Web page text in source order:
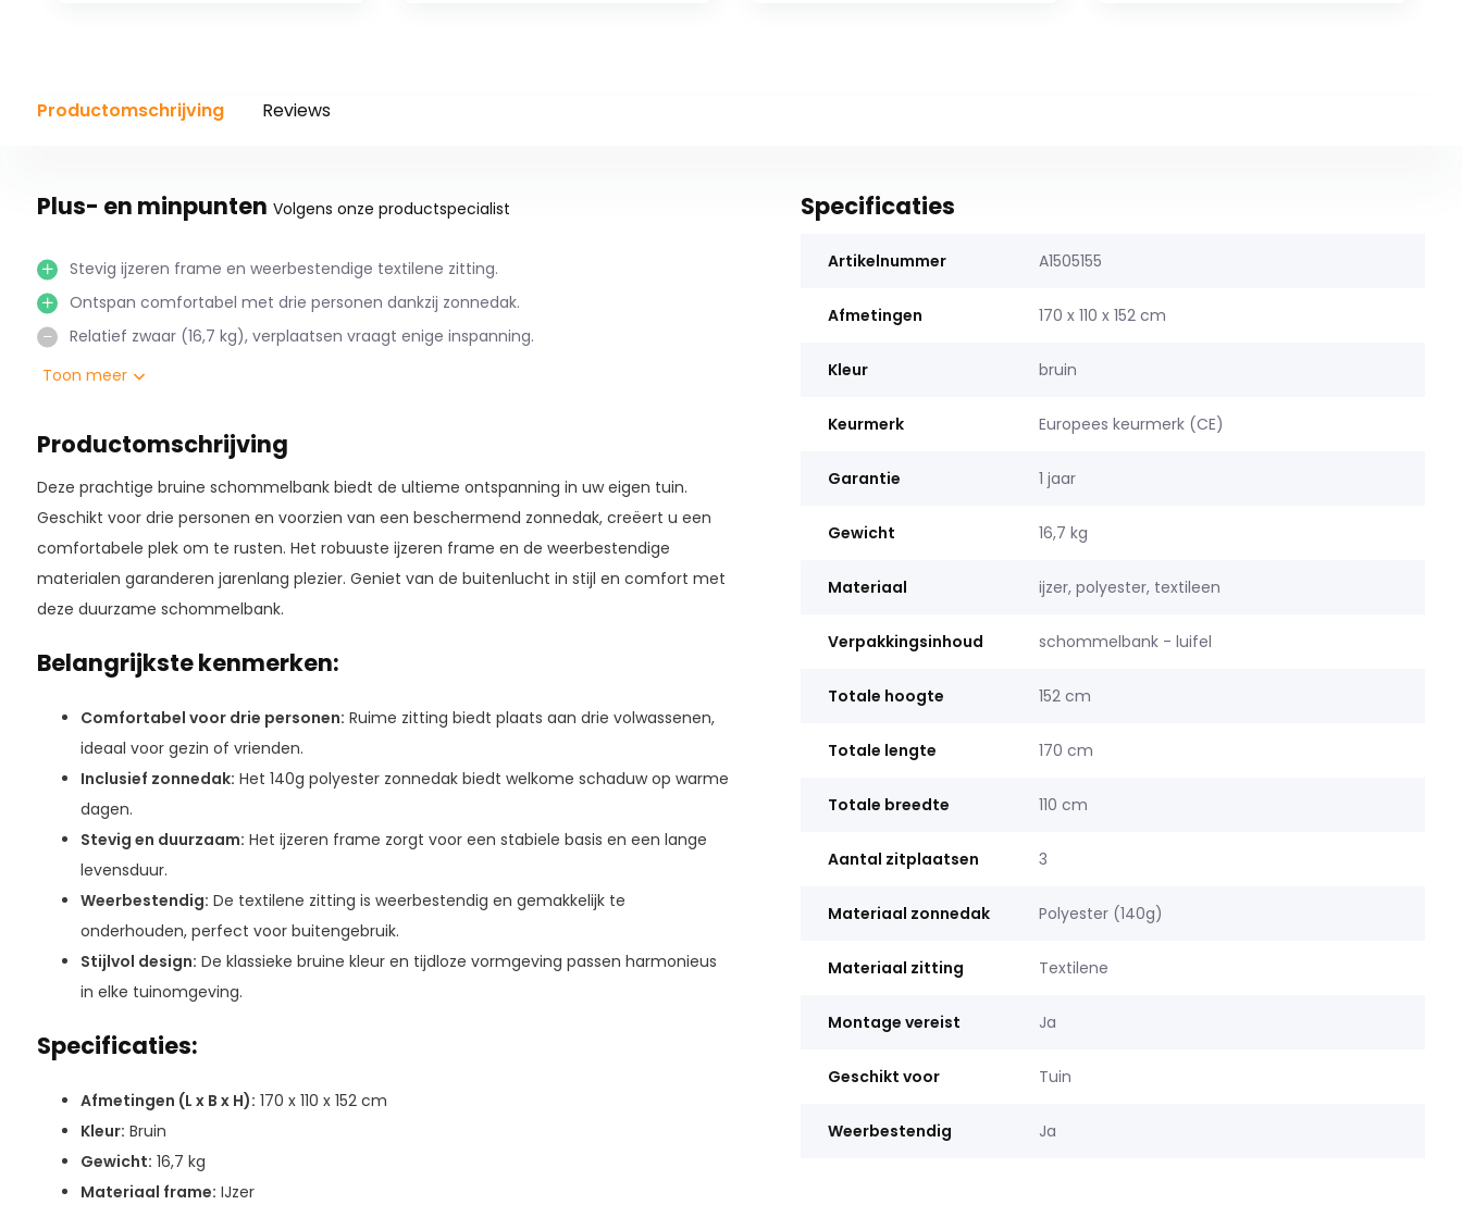
Productomschrijving Reviews
Plus- en minpunten Volgens onze productspecialist
Stevig ijzeren frame en weerbestendige textilene zitting.
Ontspan comfortabel met drie personen dankzij zonnedak.
Relatief zwaar (16,7 kg), verplaatsen vraagt enige inspanning.
Toon meer
Productomschrijving
Deze prachtige bruine schommelbank biedt de ultieme ontspanning in uw eigen tuin.
Geschikt voor drie personen en voorzien van een beschermend zonnedak, creëert u een
comfortabele plek om te rusten. Het robuuste ijzeren frame en de weerbestendige
materialen garanderen jarenlang plezier. Geniet van de buitenlucht in stijl en comfort met
deze duurzame schommelbank.
Belangrijkste kenmerken:
Comfortabel voor drie personen: Ruime zitting biedt plaats aan drie volwassenen,
ideaal voor gezin of vrienden.
Inclusief zonnedak: Het 140g polyester zonnedak biedt welkome schaduw op warme
dagen.
Stevig en duurzaam: Het ijzeren frame zorgt voor een stabiele basis en een lange
levensduur.
Weerbestendig: De textilene zitting is weerbestendig en gemakkelijk te
onderhouden, perfect voor buitengebruik.
Stijlvol design: De klassieke bruine kleur en tijdloze vormgeving passen harmonieus
in elke tuinomgeving.
Specificaties:
Afmetingen (L x B x H): 170 x 110 x 152 cm
Kleur: Bruin
Gewicht: 16,7 kg
Materiaal frame: IJzer
Specificaties
Artikelnummer A1505155
Afmetingen 170 x 110 x 152 cm
Kleur bruin
Keurmerk Europees keurmerk (CE)
Garantie 1 jaar
Gewicht 16,7 kg
Materiaal ijzer, polyester, textileen
Verpakkingsinhoud schommelbank - luifel
Totale hoogte 152 cm
Totale lengte 170 cm
Totale breedte 110 cm
Aantal zitplaatsen 3
Materiaal zonnedak Polyester (140g)
Materiaal zitting Textilene
Montage vereist Ja
Geschikt voor Tuin
Weerbestendig Ja